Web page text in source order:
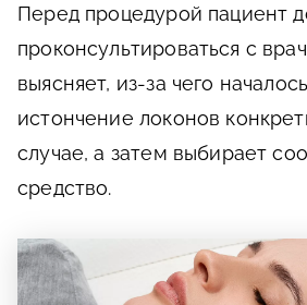
Перед процедурой пациент
проконсультироваться с
выясняет, из-за чего
истончение локонов
случае, а затем выбирает
средство.